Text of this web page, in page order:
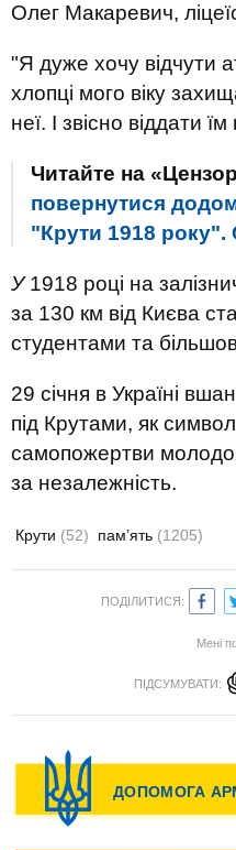
Олег Макаревич,
"Я дуже хочу відчути
хлопці мого віку
неї. І звісно віддати
Читайте на
повернутися
"Крути 1918 року".
У1918 році на
за 130 км від Києва
студентами та
29 січня в Україні
під Крутами, як
самопожертви
за незалежність.
Крути (52) пам’ять (1205)
ПОДІЛИТИСЯ:
Мені
ПІДСУМУВАТИ: